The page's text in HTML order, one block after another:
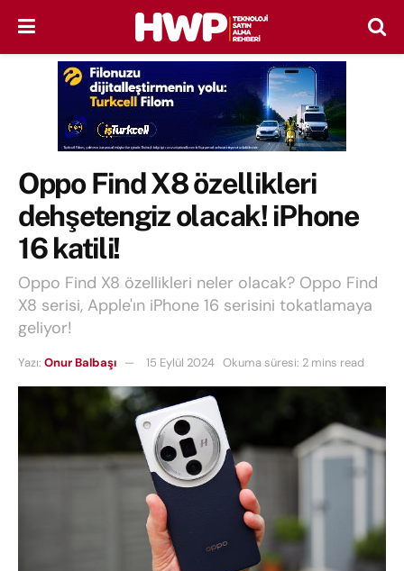
Oppo Find X8 özellikleri
dehşetengiz olacak! iPhone
16 katili!
Oppo Find X8 özellikleri neler olacak? Oppo Find
X8 serisi, Apple'ın iPhone 16 serisini tokatlamaya
geliyor!
Yazı: Onur Balbaşı 15 Eylül 2024 Okuma süresi: 2 mins read